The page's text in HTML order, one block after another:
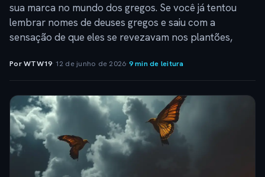
sua marca no mundo dos gregos. Se você já tentou
lembrar nomes de deuses gregos e saiu com a
sensação de que eles se revezavam nos plantões,
Por WTW19· 12 de junho de 2026·9 min de leitura